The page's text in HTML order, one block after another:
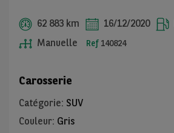
62 883 km 16/12/2020
Manuelle
Ref 140824
Carosserie
Catégorie: SUV
Couleur: Gris